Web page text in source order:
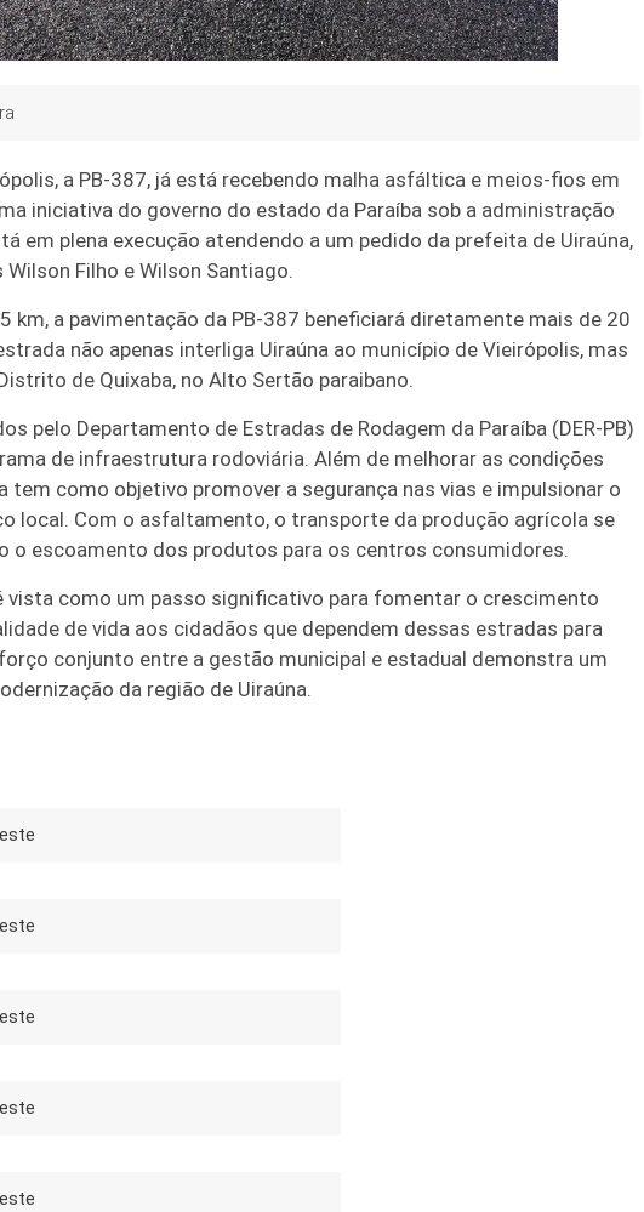
a PB-387, já está recebendo malha asfáltica e meios-fios em
iniciativa do governo do estado da Paraíba sob a administração
em plena execução atendendo a um pedido da prefeita de Uiraúna,
Filho e Wilson Santiago.
km, a pavimentação da PB-387 beneficiará diretamente mais de 20
não apenas interliga Uiraúna ao município de Vieirópolis, mas
de Quixaba, no Alto Sertão paraibano.
pelo Departamento de Estradas de Rodagem da Paraíba (DER-PB)
de infraestrutura rodoviária. Além de melhorar as condições
tem como objetivo promover a segurança nas vias e impulsionar o
local. Com o asfaltamento, o transporte da produção agrícola se
o escoamento dos produtos para os centros consumidores.
vista como um passo significativo para fomentar o crescimento
de vida aos cidadãos que dependem dessas estradas para
conjunto entre a gestão municipal e estadual demonstra um
da região de Uiraúna.